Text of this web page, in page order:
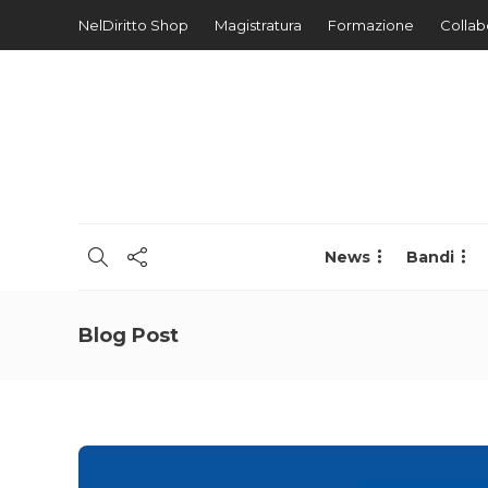
NelDiritto Shop Magistratura Formazione
News Bandi
Blog Post